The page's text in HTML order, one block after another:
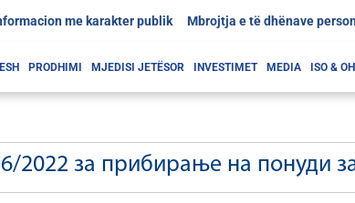
me karakter publik Mbrojtja e të dhënave
PRODHIMI MJEDISI JETËSOR INVESTIMET MEDIA ISO &
за прибирање на понуди